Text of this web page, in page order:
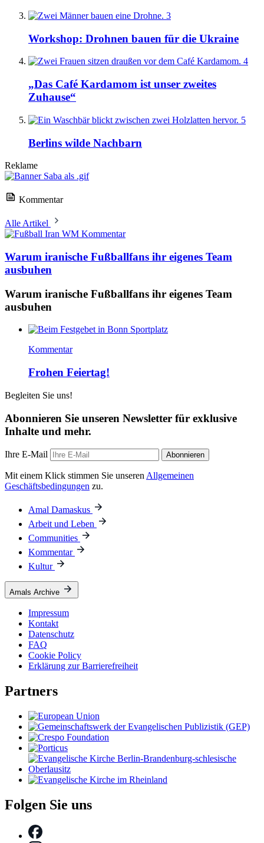
3
Workshop: Drohnen bauen für die Ukraine
4
„Das Café Kardamom ist unser zweites
Zuhause“
5
Berlins wilde Nachbarn
Reklame
Kommentar
Alle Artikel
Kommentar
Warum iranische Fußballfans ihr eigenes Team
ausbuhen
Warum iranische Fußballfans ihr eigenes Team
ausbuhen
Kommentar
Frohen Feiertag!
Begleiten Sie uns!
Abonnieren Sie unseren Newsletter für exklusive
Inhalte und mehr.
Ihre E-Mail Abonnieren
Mit einem Klick stimmen Sie unseren Allgemeinen
Geschäftsbedingungen zu.
Amal Damaskus
Arbeit und Leben
Communities
Kommentar
Kultur
Amals Archive
Impressum
Kontakt
Datenschutz
FAQ
Cookie Policy
Erklärung zur Barrierefreiheit
Partners
Folgen Sie uns